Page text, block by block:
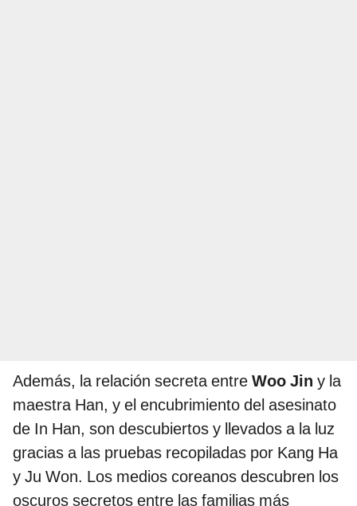
Además, la relación secreta entre Woo Jin y la
maestra Han, y el encubrimiento del asesinato
de In Han, son descubiertos y llevados a la luz
gracias a las pruebas recopiladas por Kang Ha
y Ju Won. Los medios coreanos descubren los
oscuros secretos entre las familias más